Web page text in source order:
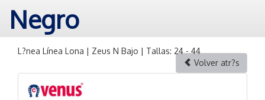
Negro
L?nea Línea Lona | Zeus N Bajo | Tallas: 24 - 44
Volver atr?s